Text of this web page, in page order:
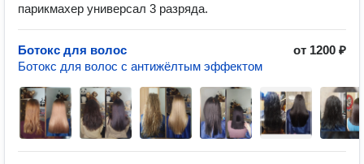
парикмахер универсал 3 разряда.
Ботокс для волос
от 1200 ₽
Ботокс для волос с антижёлтым эффектом